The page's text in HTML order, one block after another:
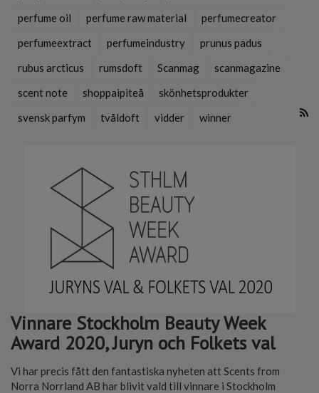
perfume oil
perfume raw material
perfumecreator
perfumeextract
perfumeindustry
prunus padus
rubus arcticus
rumsdoft Scanmag
scanmagazine
scent note
shoppaipiteå
skönhetsprodukter
svensk parfym
tvåldoft vidder winner
Vinnare Stockholm Beauty Week
Award 2020, Juryn och Folkets val
Vi har precis fått den fantastiska nyheten att Scents from
Norra Norrland AB har blivit vald till vinnare i Stockholm